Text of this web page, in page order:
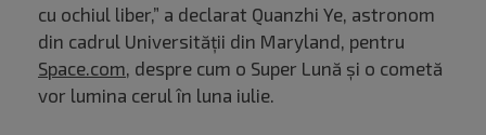
cu ochiul liber,” a declarat Quanzhi Ye, astronom
din cadrul Universității din Maryland, pentru
Space.com, despre cum o Super Lună și o cometă
vor lumina cerul în luna iulie.